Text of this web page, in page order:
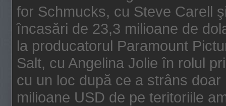
for Schmucks, cu Steve Carell
încasări de 23,3 milioane de
la producatorul Paramount
Salt, cu Angelina Jolie în rolul
cu un loc după ce a strâns
milioane USD de pe teritoriile